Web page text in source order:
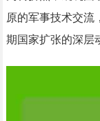
原的军事技术交流
期国家扩张的深层